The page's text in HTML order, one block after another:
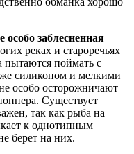
заблесненная
реках и староречьях
пытаются поймать с
силиконом и мелкими
особо осторожничают
Существует
так как рыба на
к однотипным
берет на них.